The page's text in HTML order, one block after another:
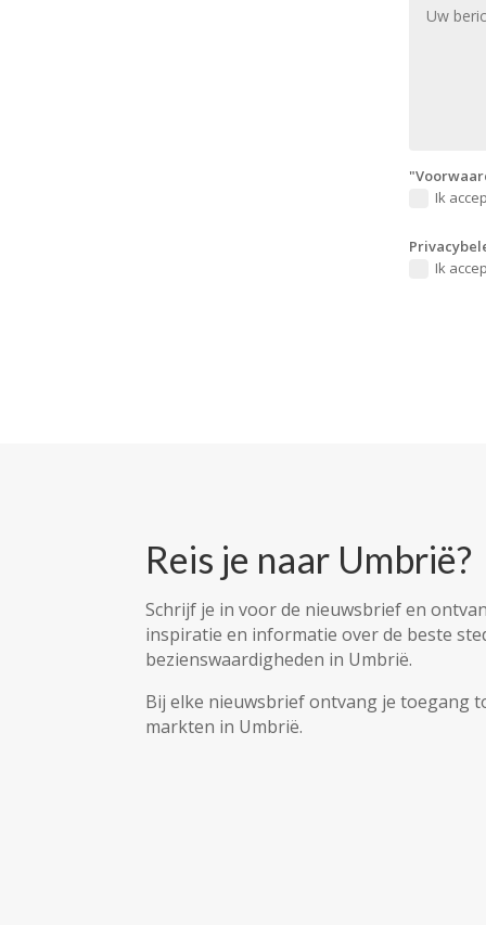
Ik
Ik
Reis je naar Umbrië?
Schrijf je in voor de nieuwsbrief en
inspiratie en informatie over de beste
bezienswaardigheden in Umbrië.
Bij elke nieuwsbrief ontvang je toegang
markten in Umbrië.